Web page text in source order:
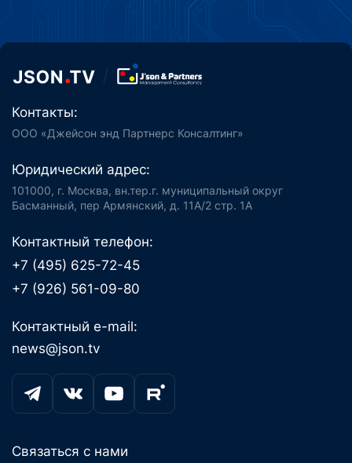
Контакты:
ООО «Джейсон энд Партнерс Консалтинг»
Юридический адрес:
101000, г. Москва, вн.тер.г. муниципальный округ
Басманный, пер Армянский, д. 11А/2 стр. 1А
Контактный телефон:
+7 (495) 625-72-45
+7 (926) 561-09-80
Контактный e-mail:
news@json.tv
Связаться с нами